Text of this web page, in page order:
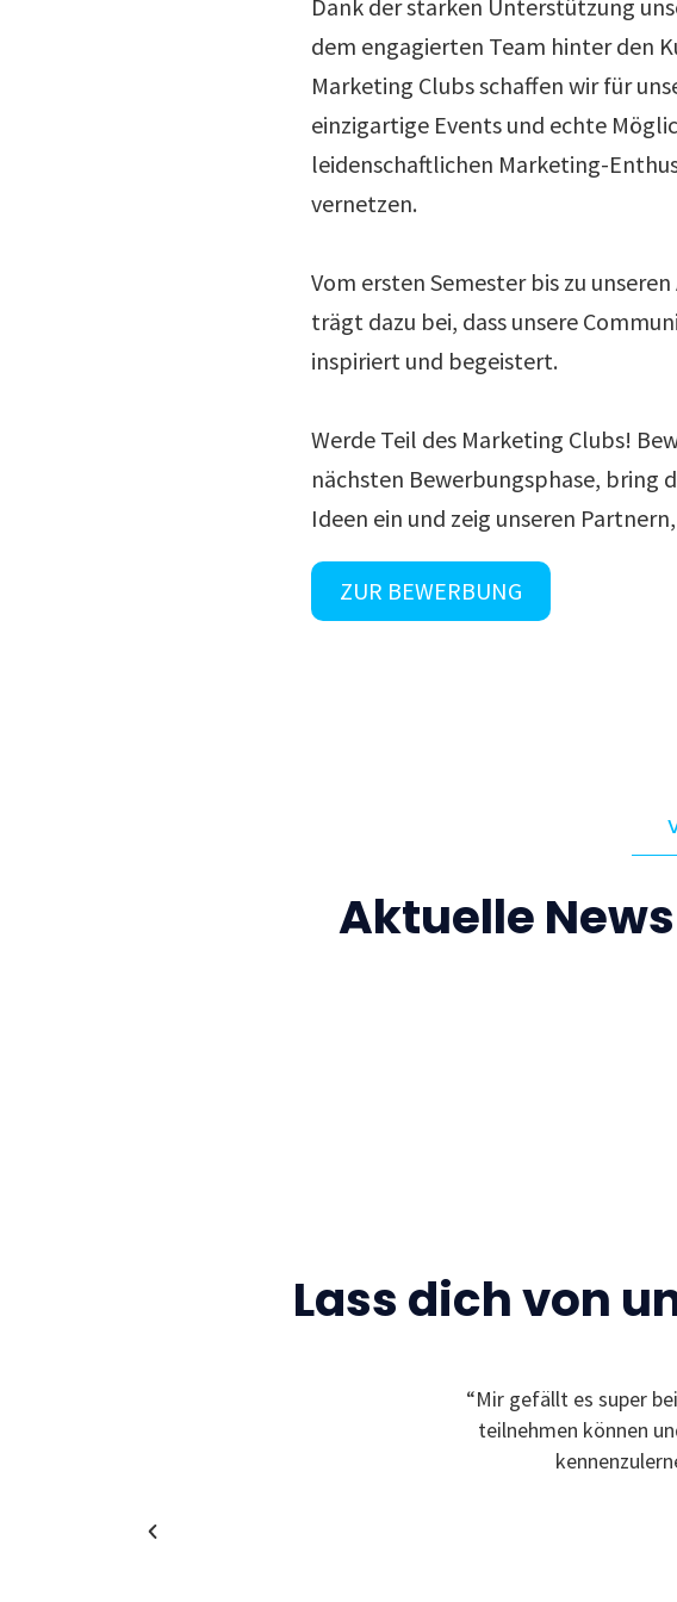
Dank der starken Unterstützung
dem engagierten Team hinter den
Marketing Clubs schaffen wir für
einzigartige Events und echte
leidenschaftlichen Marketing-
vernetzen.
Vom ersten Semester bis zu
trägt dazu bei, dass unsere
inspiriert und begeistert.
Werde Teil des Marketing Clubs!
nächsten Bewerbungsphase, bring
Ideen ein und zeig unseren
ZUR BEWERBUNG
Aktuelle
Lass dich von
Alumni & Team
“Mir gefällt es super
teilnehmen können